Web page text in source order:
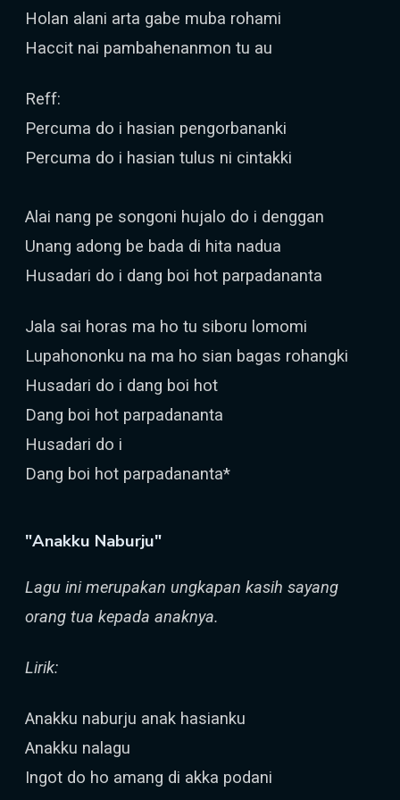
Holan alani arta gabe muba rohami
Haccit nai pambahenanmon tu au
Reff:
Percuma do i hasian pengorbananki
Percuma do i hasian tulus ni cintakki
Alai nang pe songoni hujalo do i denggan
Unang adong be bada di hita nadua
Husadari do i dang boi hot parpadananta
Jala sai horas ma ho tu siboru lomomi
Lupahononku na ma ho sian bagas rohangki
Husadari do i dang boi hot
Dang boi hot parpadananta
Husadari do i
Dang boi hot parpadananta*
"Anakku Naburju"
Lagu ini merupakan ungkapan kasih sayang
orang tua kepada anaknya.
Lirik:
Anakku naburju anak hasianku
Anakku nalagu
Ingot do ho amang di akka podani